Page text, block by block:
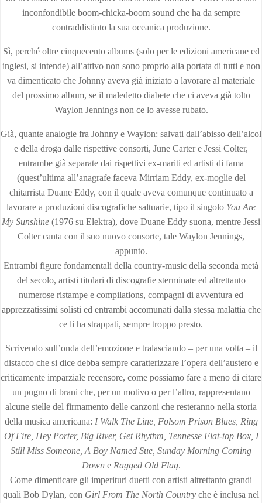
inconfondibile boom-chicka-boom sound che ha da sempre
contraddistinto la sua oceanica produzione.
Sì, perché oltre cinquecento albums (solo per le edizioni americane ed
inglesi, si intende) all’attivo non sono proprio alla portata di tutti e non
va dimenticato che Johnny aveva già iniziato a lavorare al materiale
del prossimo album, se il maledetto diabete che ci aveva già tolto
Waylon Jennings non ce lo avesse rubato.
Già, quante analogie fra Johnny e Waylon: salvati dall’abisso dell’alcol
e della droga dalle rispettive consorti, June Carter e Jessi Colter,
entrambe già separate dai rispettivi ex-mariti ed artisti di fama
(quest’ultima all’anagrafe faceva Mirriam Eddy, ex-moglie del
chitarrista Duane Eddy, con il quale aveva comunque continuato a
lavorare a produzioni discografiche saltuarie, tipo il singolo You Are
My Sunshine (1976 su Elektra), dove Duane Eddy suona, mentre Jessi
Colter canta con il suo nuovo consorte, tale Waylon Jennings,
appunto.
Entrambi figure fondamentali della country-music della seconda metà
del secolo, artisti titolari di discografie sterminate ed altrettanto
numerose ristampe e compilations, compagni di avventura ed
apprezzatissimi solisti ed entrambi accomunati dalla stessa malattia che
ce li ha strappati, sempre troppo presto.
Scrivendo sull’onda dell’emozione e tralasciando – per una volta – il
distacco che si dice debba sempre caratterizzare l’opera dell’austero e
criticamente imparziale recensore, come possiamo fare a meno di citare
un pugno di brani che, per un motivo o per l’altro, rappresentano
alcune stelle del firmamento delle canzoni che resteranno nella storia
della musica americana: I Walk The Line, Folsom Prison Blues, Ring
Of Fire, Hey Porter, Big River, Get Rhythm, Tennesse Flat-top Box, I
Still Miss Someone, A Boy Named Sue, Sunday Morning Coming
Downe Ragged Old Flag.
Come dimenticare gli imperituri duetti con artisti altrettanto grandi
quali Bob Dylan, con Girl From The North Country che è inclusa nel